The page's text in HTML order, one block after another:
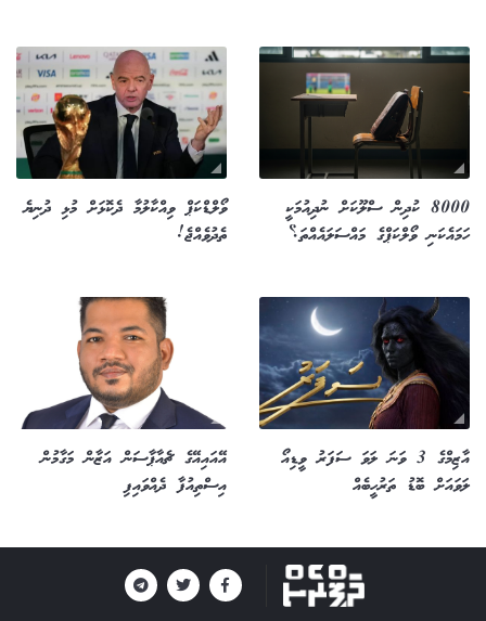
8000 ކުދިން ސްލޫކަށް ނުދިއުމަކީ
ހަމައެކަނި ވޯލްކަޕްގެ މައްސަލައެއްތަ؟
ވޯލްޑްކަޕް ވިއްކާލުމާ ދެކޮޅަށް މުޅި ދުނިޔެ
ތެދުވެއްޖެ!
އާޒިމްގެ 3 ވަނަ ލަވަ ސަފަރު ވީޑިއޯ
ލަވައަށް ބޮޑު ތަރުހީބެއް
އޭއައިއޭގެ ޗެއާޕާސަން އަޒާން މަގާމުން
އިސްތިއުފާ ދެއްވައިފި